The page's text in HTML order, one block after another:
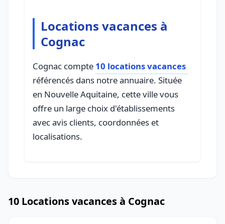
Locations vacances à
Cognac
Cognac compte 10 locations vacances
référencés dans notre annuaire. Située
en Nouvelle Aquitaine, cette ville vous
offre un large choix d'établissements
avec avis clients, coordonnées et
localisations.
10 Locations vacances à Cognac